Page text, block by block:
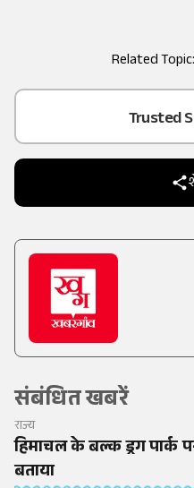
Trusted
संबंधित खबरें
राज्य
हिमाचल के बल्क ड्रग पार्क
बताया
Related Topic: